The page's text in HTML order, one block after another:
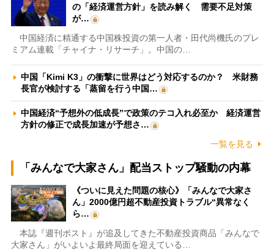
の「経済運営方針」を読み解く 需要不足対策
が…
中国経済に精通する中国株投資の第一人者・田代尚機氏のプレ
ミアム連載「チャイナ・リサーチ」。中国の…
中国「Kimi K3」の衝撃に世界はどう対応するのか？ 米財務
長官が検討する「蒸留を行う中国…
中国経済“予想外の低成長”で政策のテコ入れ必至か 経済運営
方針の修正で成長加速が予想さ…
一覧を見る
「みんなで大家さん」配当ストップ騒動の内幕
《ついに見えた問題の核心》「みんなで大家さ
ん」2000億円超不動産投資トラブル“異常なく
ら…
本誌『週刊ポスト』が追及してきた不動産投資商品「みんなで
大家さん」がいよいよ最終局面を迎えている…